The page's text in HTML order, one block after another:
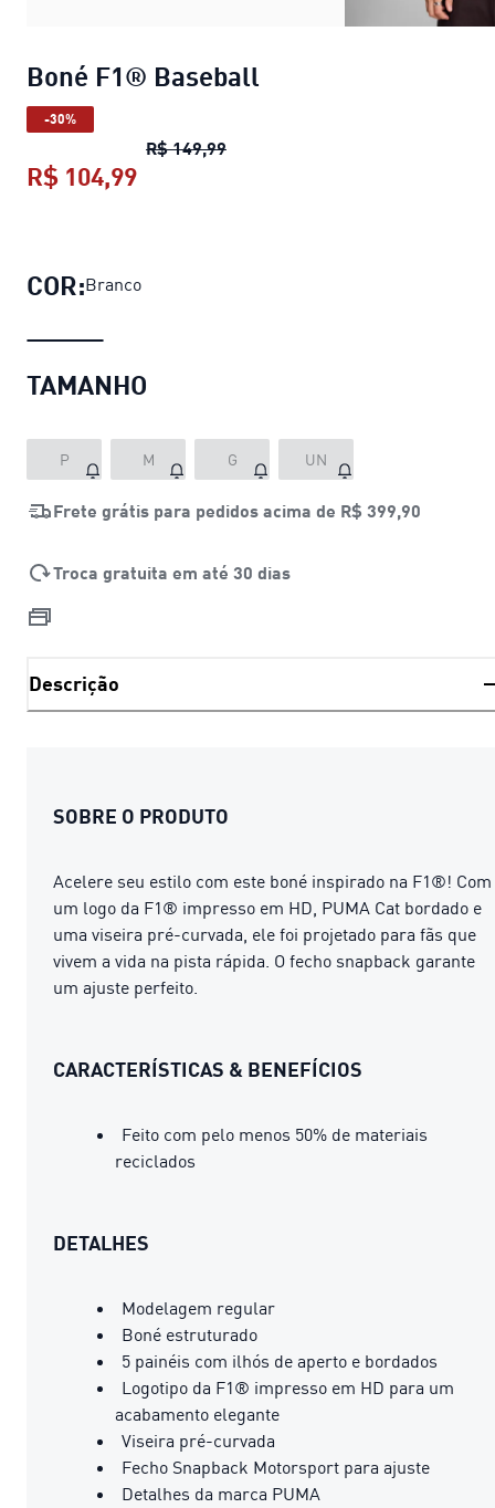
Boné F1® Baseball
-30%
R$ 149,99Boné F1® Baseball
R$ 104,99
COR:Branco
TAMANHO
P M G UN
Frete grátis para pedidos acima de R$ 399,90
Troca gratuita em até 30 dias
Descrição
SOBRE O PRODUTO
Acelere seu estilo com este boné inspirado na F1®! Com
um logo da F1® impresso em HD, PUMA Cat bordado e
uma viseira pré-curvada, ele foi projetado para fãs que
vivem a vida na pista rápida. O fecho snapback garante
um ajuste perfeito.
CARACTERÍSTICAS & BENEFÍCIOS
Feito com pelo menos 50% de materiais
reciclados
DETALHES
Modelagem regular
Boné estruturado
5 painéis com ilhós de aperto e bordados
Logotipo da F1® impresso em HD para um
acabamento elegante
Viseira pré-curvada
Fecho Snapback Motorsport para ajuste
Detalhes da marca PUMA